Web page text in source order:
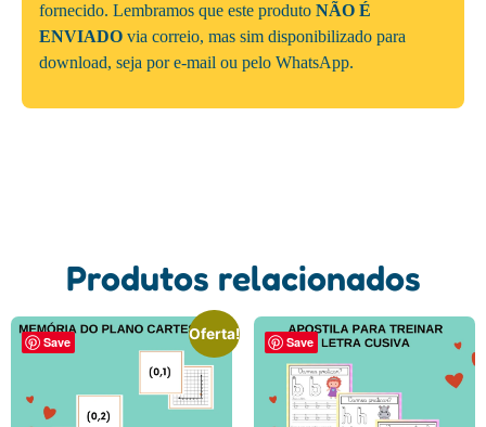
fornecido. Lembramos que este produto NÃO É
ENVIADO via correio, mas sim disponibilizado para
download, seja por e-mail ou pelo WhatsApp.
Produtos relacionados
Save
Oferta!
Save